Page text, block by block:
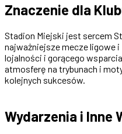
Znaczenie dla
Stadion Miejski jest sercem
najważniejsze mecze ligowe
lojalności i gorącego
atmosferę na trybunach i
kolejnych sukcesów.
Wydarzenia i Inne